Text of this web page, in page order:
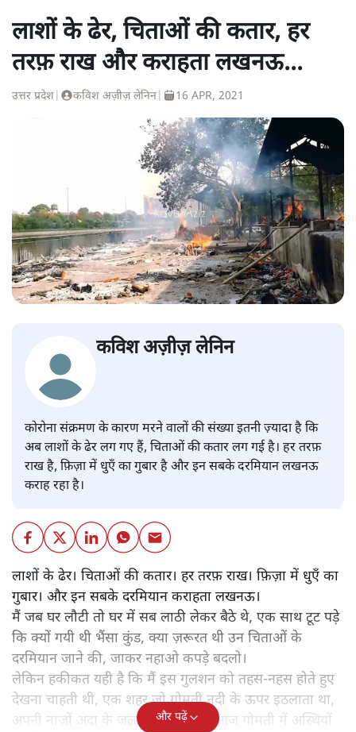
लाशों के ढेर, चिताओं की कतार, हर
तरफ़ राख और कराहता लखनऊ...
उत्तर प्रदेश कविश अज़ीज़ लेनिन 16 APR, 2021
कविश अज़ीज़ लेनिन
कोरोना संक्रमण के कारण मरने वालों की संख्या इतनी ज़्यादा है कि
अब लाशों के ढेर लग गए हैं, चिताओं की कतार लग गई है। हर तरफ़
राख है, फ़िज़ा में धुएँ का गुबार है और इन सबके दरमियान लखनऊ
कराह रहा है।
लाशों के ढेर। चिताओं की कतार। हर तरफ़ राख। फ़िज़ा में धुएँ का
गुबार। और इन सबके दरमियान कराहता लखनऊ।
मैं जब घर लौटी तो घर में सब लाठी लेकर बैठे थे, एक साथ टूट पड़े
कि क्यों गयी थी भैंसा कुंड, क्या ज़रूरत थी उन चिताओं के
दरमियान जाने की, जाकर नहाओ कपड़े बदलो।
लेकिन हकीकत यही है कि मैं इस गुलशन को तहस-नहस होते हुए
देखना चाहती थी, एक शहर जो गोमती नदी के ऊपर इठलाता था,
अपनी नाज़ों अदा के जलवे बिखेरता था, आज गोमती में अस्थियों
और पढ़ें